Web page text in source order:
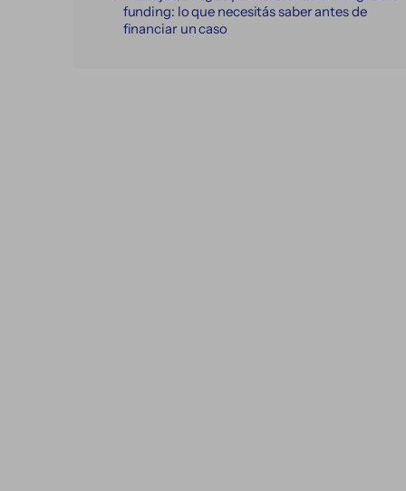
funding: lo que necesitás saber antes de
financiar un caso